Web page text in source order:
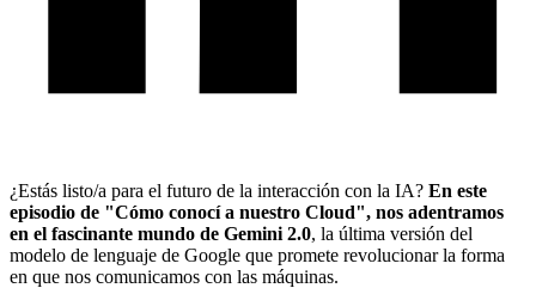
¿Estás listo/a para el futuro de la interacción con la IA? En este
episodio de "Cómo conocí a nuestro Cloud", nos adentramos
en el fascinante mundo de Gemini 2.0, la última versión del
modelo de lenguaje de Google que promete revolucionar la forma
en que nos comunicamos con las máquinas.